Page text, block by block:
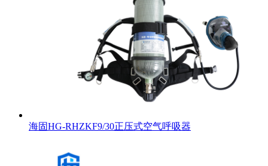
海固HG-RHZKF9/30正压式空气呼吸器